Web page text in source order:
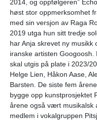
2014, og oppfølgeren”
høst stor oppmerksomhet
med sin versjon av Raga
2019 utga hun sitt tredje
har Anja skrevet ny musikk
iranske artisten
skal utgis på plate i 2023/
Helge Lien, Håkon Aase,
Barsten. De siste fem
bygge opp kunstprosjektet
årene også vært musikalsk
medlem i vokalgruppen